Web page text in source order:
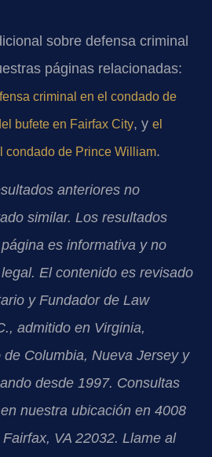
sobre defensa criminal
páginas relacionadas:
criminal en el condado de
bufete en Fairfax City, y el
condado de Prince William.
anteriores no
similar. Los resultados
es informativa y no
El contenido es revisado
y Fundador de Law
admitido en Virginia,
Columbia, Nueva Jersey y
desde 1997. Consultas
nuestra ubicación en 4008
VA 22032. Llame al